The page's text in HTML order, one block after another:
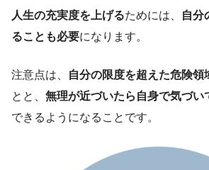
人生の充実度を上げるためには、
自分
ることも必要になります。
注意点は、 自分の限度を超えた危険領
とと、 無理が近づいたら自身で気づい
できるようになることです。